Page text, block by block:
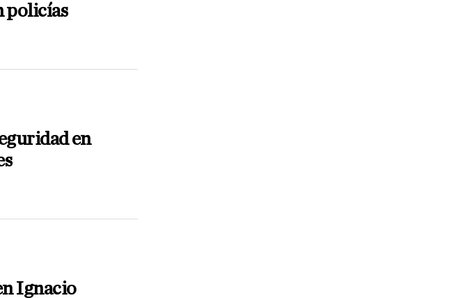
policías
en
Ignacio